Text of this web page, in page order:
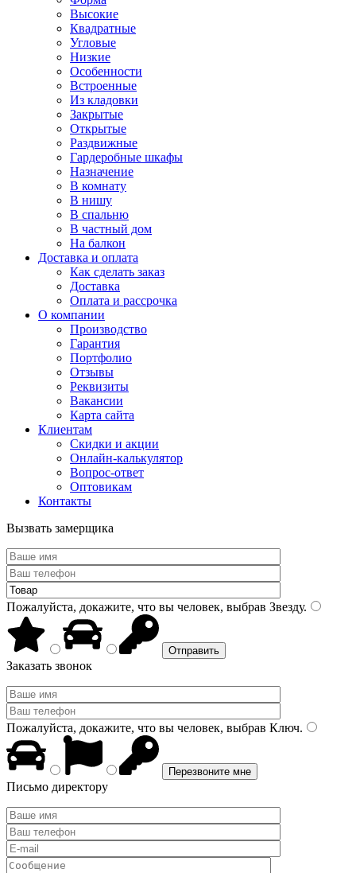
Высокие
Квадратные
Угловые
Низкие
Особенности
Встроенные
Из кладовки
Закрытые
Открытые
Раздвижные
Гардеробные шкафы
Назначение
В комнату
В нишу
В спальню
В частный дом
На балкон
Доставка и оплата
Как сделать заказ
Доставка
Оплата и рассрочка
О компании
Производство
Гарантия
Портфолио
Отзывы
Реквизиты
Вакансии
Карта сайта
Клиентам
Скидки и акции
Онлайн-калькулятор
Вопрос-ответ
Оптовикам
Контакты
Вызвать замерщика
Пожалуйста, докажите, что вы человек, выбрав Звезду.
Заказать звонок
Пожалуйста, докажите, что вы человек, выбрав Ключ.
Письмо директору